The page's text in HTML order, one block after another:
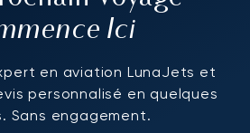
Ici
en aviation LunaJets et
personnalisé en quelques
Sans engagement.